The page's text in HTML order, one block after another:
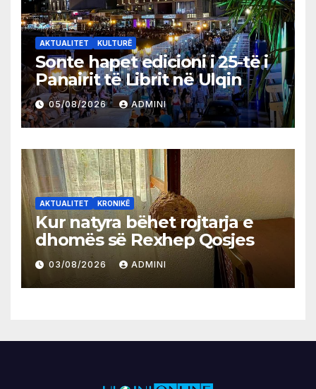
AKTUALITET KULTURË
Sonte hapet edicioni i 25-të i
Panairit të Librit në Ulqin
05/08/2026 ADMINI
AKTUALITET KRONIKË
Kur natyra bëhet rojtarja e
dhomës së Rexhep Qosjes
03/08/2026 ADMINI